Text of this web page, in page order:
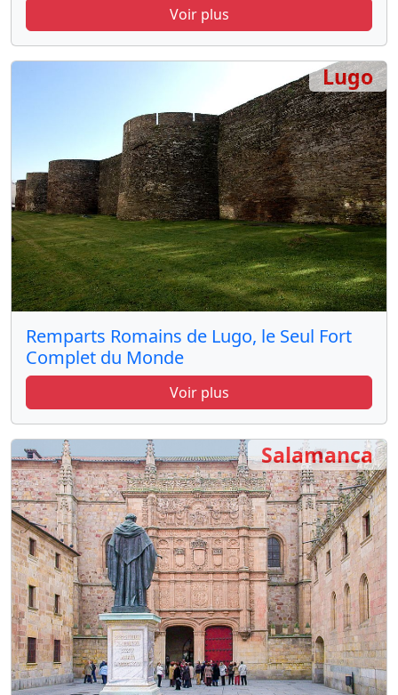
Voir plus
Remparts Romains de Lugo, le Seul Fort
Complet du Monde
Voir plus
Lugo
Salamanca